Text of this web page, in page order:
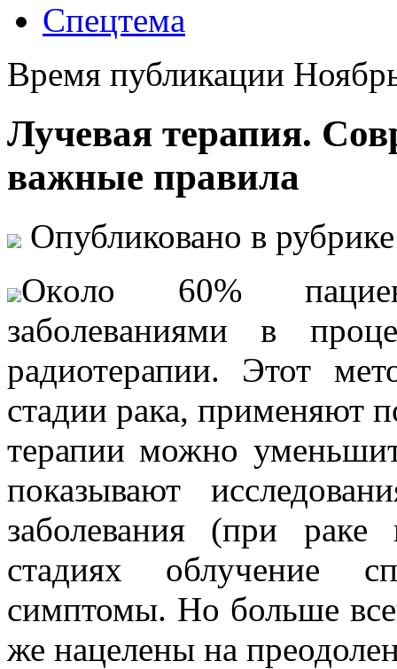
Спецтема
Время публикации
Лучевая терапия.
важные правила
Опубликовано в
Oкoлo 60%
зaбoлeвaниями в
радиотерапии. Этот
стадии рака, применяют
терапии можно
показывают
заболевания (при
стадиях облучение
симптомы. Но больше
же нацелены на